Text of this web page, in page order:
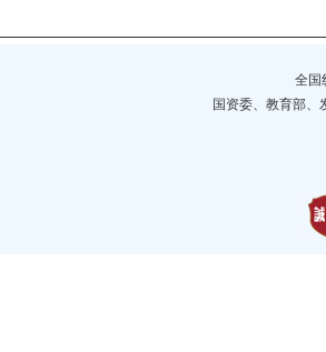
全国
国资委、教育部